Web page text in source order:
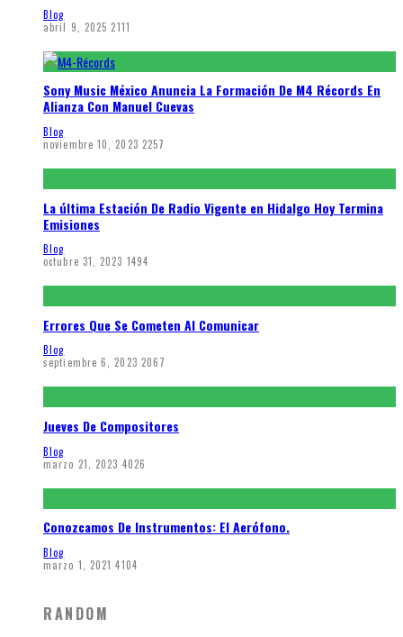
Blog
abril 9, 2025 2111
Sony Music México Anuncia La Formación De M4 Récords En
Alianza Con Manuel Cuevas
Blog
noviembre 10, 2023 2257
La última Estación De Radio Vigente en Hidalgo Hoy Termina
Emisiones
Blog
octubre 31, 2023 1494
Errores Que Se Cometen Al Comunicar
Blog
septiembre 6, 2023 2067
Jueves De Compositores
Blog
marzo 21, 2023 4026
Conozcamos De Instrumentos: El Aerófono.
Blog
marzo 1, 2021 4104
RANDOM